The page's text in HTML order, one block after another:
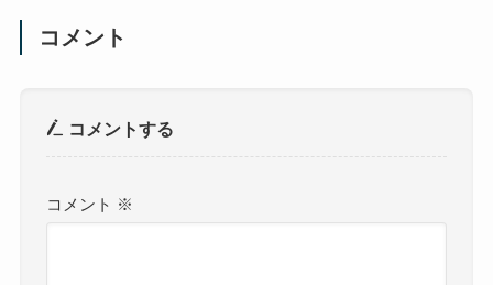
コメント
コメントする
コメント ※